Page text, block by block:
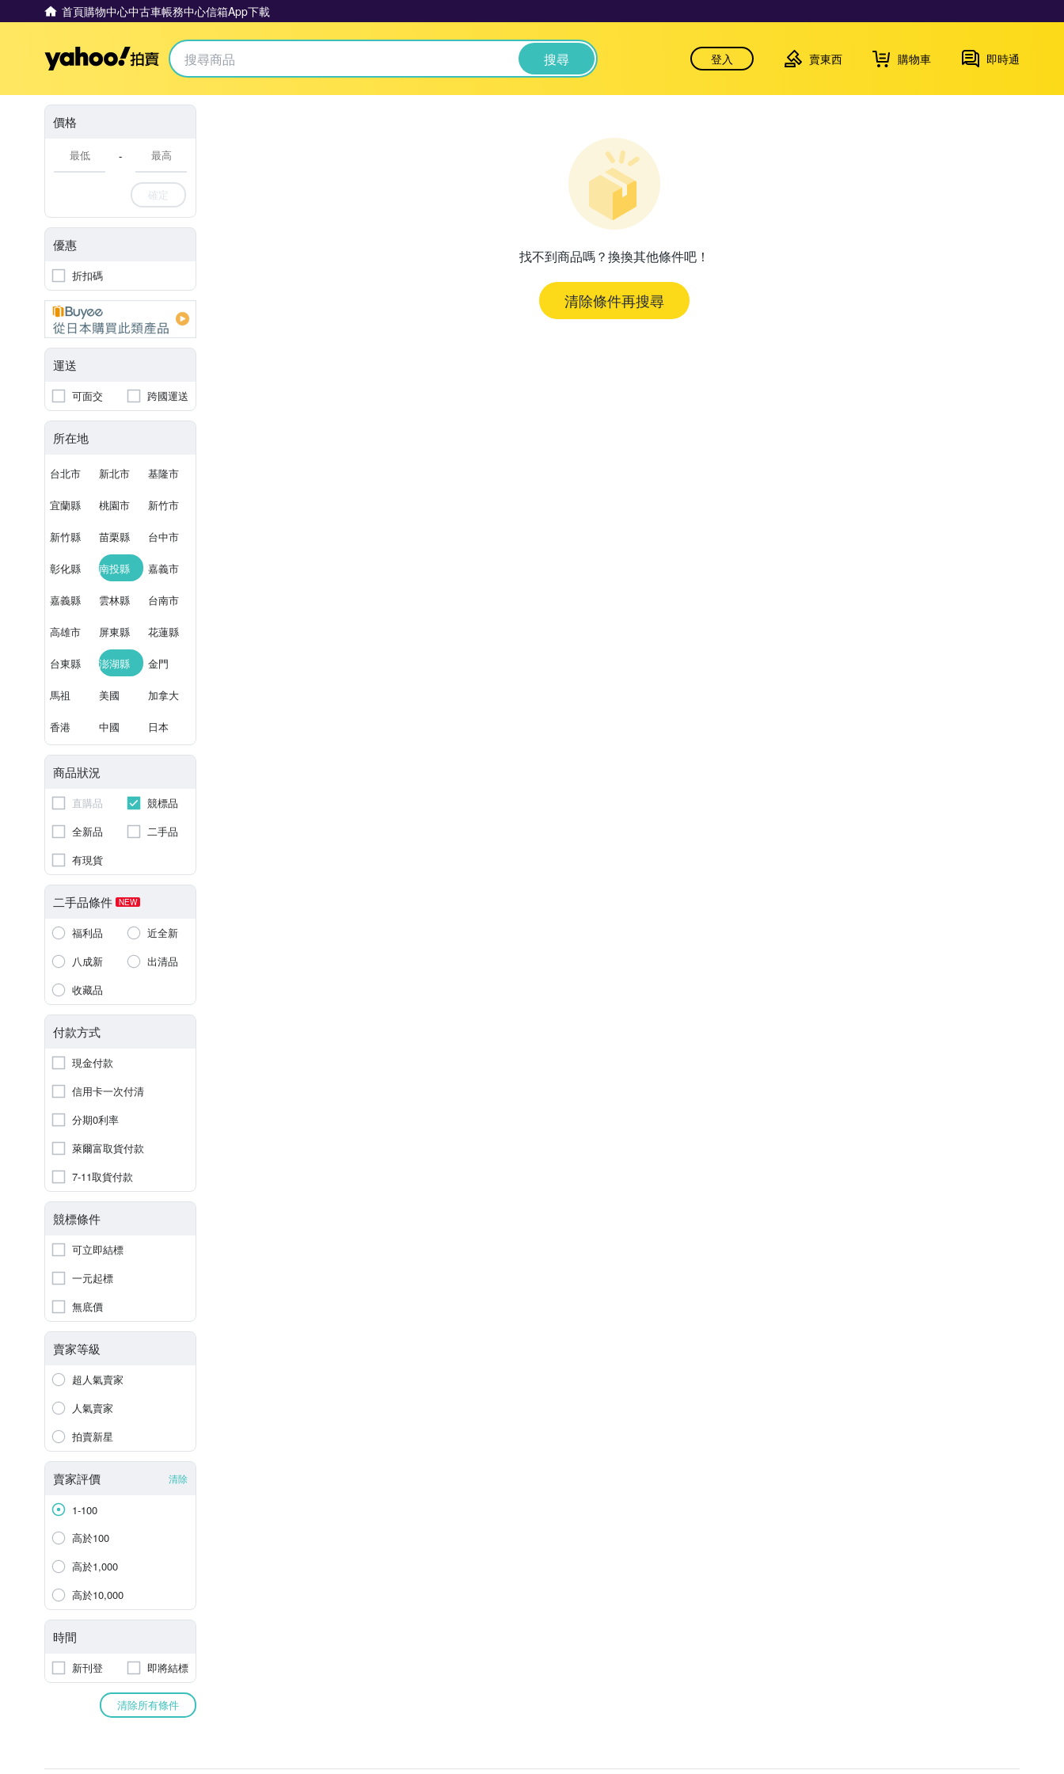
首頁購物中心中古車帳務中心信箱App下載
Yahoo拍賣 搜尋 登入 賣東西 購物車 即時通
價格
-
確定
優惠
折扣碼
運送
可面交 跨國運送
所在地
台北市 新北市 基隆市
宜蘭縣 桃園市 新竹市
新竹縣 苗栗縣 台中市
彰化縣 南投縣 嘉義市
嘉義縣 雲林縣 台南市
高雄市 屏東縣 花蓮縣
台東縣 澎湖縣 金門
馬祖 美國 加拿大
香港 中國 日本
商品狀況
直購品
競標品
全新品
二手品
有現貨
二手品條件 NEW
福利品
近全新
八成新
出清品
收藏品
付款方式
現金付款
信用卡一次付清
分期0利率
萊爾富取貨付款
7-11取貨付款
競標條件
可立即結標
一元起標
無底價
賣家等級
超人氣賣家
人氣賣家
拍賣新星
賣家評價 清除
1-100
高於100
高於1,000
高於10,000
時間
新刊登 即將結標
清除所有條件
找不到商品嗎？換換其他條件吧！
清除條件再搜尋